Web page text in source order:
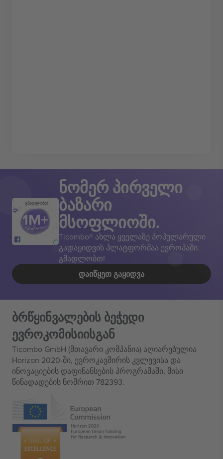
გმადლობთ!
ნომერ პირველი
ბაზარი
მსოფლიოში.
Ticombo® ახლა ყველაზე პოპულარული
გადაყიდვის პლატფორმაა ევროპაში.
გმადლობთ!
ᲓᲐᲘᲬᲧᲔᲗ ᲒᲐᲧᲘᲓᲕᲐ
ბრწყინვალების ბეჭედი
ევროკომისიისგან
Ticombo GmbH (მთავარი კომპანია) აღიარებულია
Horizon 2020-ში, ევროკავშირის კვლევისა და
ინოვაციების დაფინანსების პროგრამაში, მისი
წინადადების ნომრით 782393.